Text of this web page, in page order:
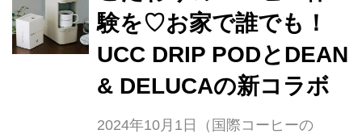
感できる一杯に仕上がっています。
験を♡お家で誰でも！
UCC DRIP PODとDEAN
& DELUCAの新コラボ
2024年10月1日（国際コーヒーの